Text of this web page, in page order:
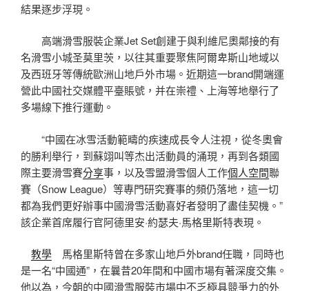
結果逐步浮現。
高端滑雪服裝企業Jet Set創建于與利維尼奧鄰接的有
名滑雪小城圣莫里茨，以往其重要聚焦阿爾卑斯山地域以
及西班牙等傳統歐洲山地戶外市場。近期這一brand開端運
營此中國社交媒體平臺賬號，并在崇禮、上海等地舉行了
多場線下推行運動。
“中國在冰雪活動範疇的疾速成長令人注視，從冬奧會
的勝利舉行，到蘇翊叫等杰出活動員的涌現，再到各類國
際主要滑雪賽分享事，以及雪盟滑雪個人工作個人空間聯
賽（Snow League）等專門研究賽事的頻仍落地，這一切
都為我們更好辦事中國滑雪活動喜好者發明了盡佳契機。”
該企業首席履行官阿德里安·約瑟夫·馬格里斯特表現。
教學 馬格里斯特曾在多家山地戶外brand任職，同時也
是一名“中國通”，在曩昔20年間和中國市場有著深度交集。
他以為，今朝的中國滑雪服裝市場中不乏極具競爭力的外